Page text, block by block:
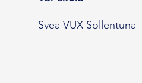
Svea VUX Sollentuna